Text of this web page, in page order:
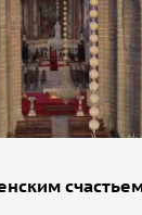
стен.
мельниц,
которую
людских